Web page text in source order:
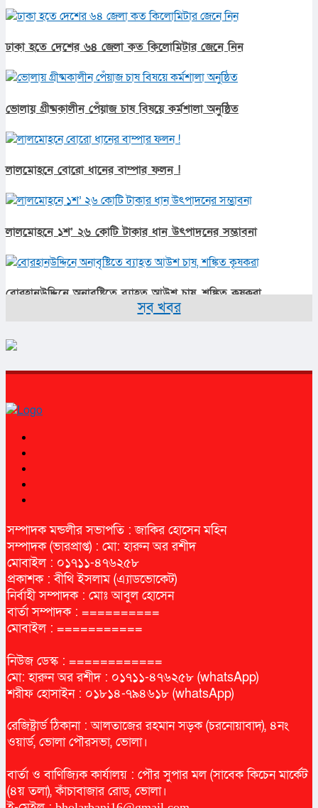
ঢাকা হতে দেশের ৬৪ জেলা কত কিলোমিটার জেনে নিন
ভোলায় গ্রীষ্মকালীন পেঁয়াজ চাষ বিষয়ে কর্মশালা অনুষ্ঠিত
লালমোহনে বোরো ধানের বাম্পার ফলন !
লালমোহনে ১শ’ ২৬ কোটি টাকার ধান উৎপাদনের সম্ভাবনা
বোরহানউদ্দিনে অনাবৃষ্টিতে ব্যাহত আউশ চাষ, শঙ্কিত কৃষকরা
সব খবর
সম্পাদক মন্ডলীর সভাপতি : জাকির হোসেন মহিন
সম্পাদক (ভারপ্রাপ্ত) : মো: হারুন অর রশীদ
মোবাইল : ০১৭১১-৪৭৬২৫৮
প্রকাশক : বীথি ইসলাম (এ্যাডভোকেট)
নির্বাহী সম্পাদক : মোঃ আবুল হোসেন
বার্তা সম্পাদক : ==========
মোবাইল : ===========
নিউজ ডেস্ক : ============
মো: হারুন অর রশীদ : ০১৭১১-৪৭৬২৫৮ (whatsApp)
শরীফ হোসাইন : ০১৮১৪-৭৯৪৬১৮ (whatsApp)
রেজিষ্ট্রার্ড ঠিকানা : আলতাজের রহমান সড়ক (চরনোয়াবাদ), ৪নং
ওয়ার্ড, ভোলা পৌরসভা, ভোলা।
বার্তা ও বাণিজ্যিক কার্যালয় : পৌর সুপার মল (সাবেক কিচেন মার্কেট
(৪য় তলা), কাঁচাবাজার রোড, ভোলা।